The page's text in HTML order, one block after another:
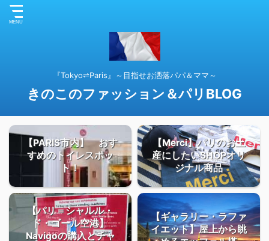
『Tokyo⇌Paris』～目指せお洒落パパ＆ママ～
きのこのファッション＆パリBLOG
【PARIS市内】 おす
すめのトイレスポッ
ト！
【Merci】パリのお土
産にしたいSHOPオリ
ジナル商品
【パリ＝シャルル・
ド・ゴール空港】
Navigoの購入とチャ
【ギャラリー・ラファ
イエット】屋上から眺